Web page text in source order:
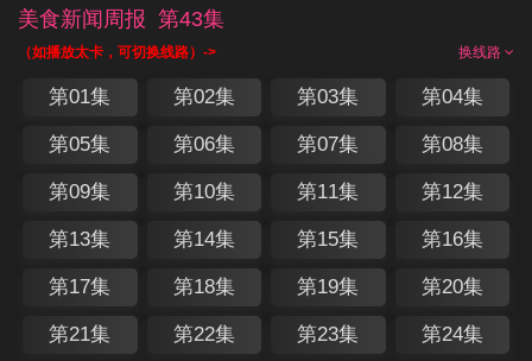
美食新闻周报 第43集
换线路
（如播放太卡，可切换线路）->
第01集 第02集 第03集 第04集
第05集 第06集 第07集 第08集
第09集 第10集 第11集 第12集
第13集 第14集 第15集 第16集
第17集 第18集 第19集 第20集
第21集 第22集 第23集 第24集